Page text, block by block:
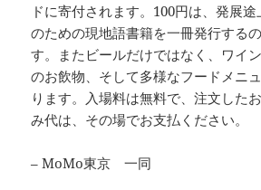
ドに寄付されます。100円は、発展
のための現地語書籍を一冊発行する
す。またビールだけではなく、ワイ
のお飲物、そして多様なフードメニ
ります。入場料は無料で、注文した
み代は、その場でお支払ください。
– MoMo東京 一同